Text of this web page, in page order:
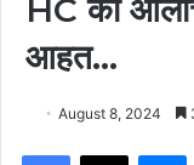
HC की
आहत…
August 8, 2024
Facebook
X